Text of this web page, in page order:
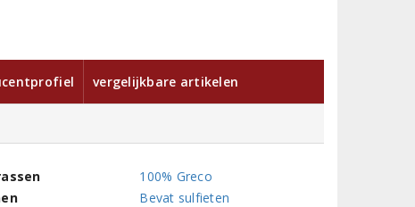
vergelijkbare artikelen
100% Greco
Bevat sulfieten